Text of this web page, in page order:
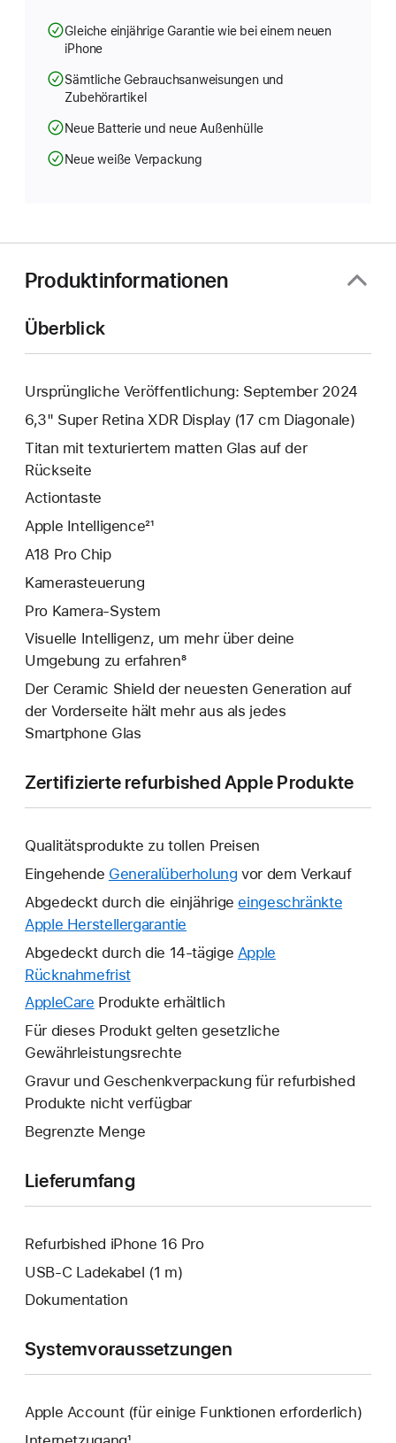
Gleiche einjährige Garantie wie bei einem neuen
iPhone
Sämtliche Gebrauchsanweisungen und
Zubehörartikel
Neue Batterie und neue Außenhülle
Neue weiße Verpackung
Produktinformationen
Überblick
Ursprüngliche Veröffentlichung: September 2024
6,3" Super Retina XDR Display (17 cm Diagonale)
Titan mit texturiertem matten Glas auf der
Rückseite
Action­taste
Apple Intelligence²¹
A18 Pro Chip
Kamera­steuerung
Pro Kamera-System
Visuelle Intelligenz, um mehr über deine
Umgebung zu erfahren⁸
Der Ceramic Shield der neuesten Generation auf
der Vorderseite hält mehr aus als jedes
Smartphone Glas
Zertifizierte refurbished Apple Produkte
Qualitätsprodukte zu tollen Preisen
Eingehende Generalüberholung vor dem Verkauf
Abgedeckt durch die einjährige eingeschränkte
Apple Herstellergarantie
neues
geöffnet.
Abgedeckt durch die 14-tägige Apple
RücknahmefristEin
neues
wird
geöffnet.
AppleCare Ein
neues
Fenster
geöffnet.
Produkte erhältlich
Für dieses Produkt gelten gesetzliche
Gewährleistungsrechte
Gravur und Geschenkverpackung für refurbished
Produkte nicht verfügbar
Begrenzte Menge
Lieferumfang
Refurbished iPhone 16 Pro
USB‑C Ladekabel (1 m)
Dokumentation
Systemvoraussetzungen
Apple Account (für einige Funktionen erforderlich)